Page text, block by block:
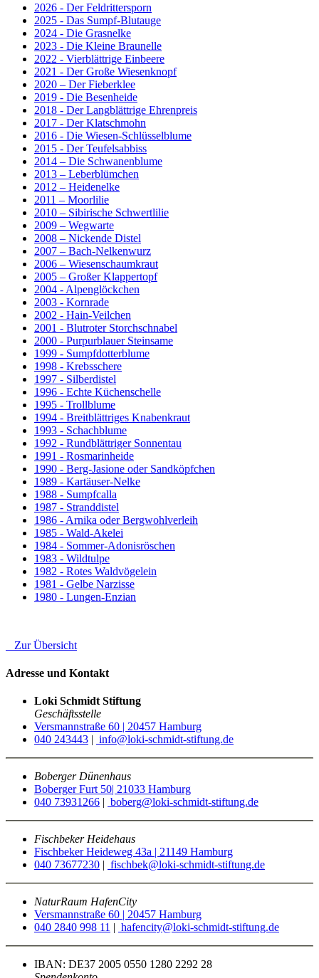
2026 - Der Feldrittersporn
2025 - Das Sumpf-Blutauge
2024 - Die Grasnelke
2023 - Die Kleine Braunelle
2022 - Vierblättrige Einbeere
2021 - Der Große Wiesenknopf
2020 – Der Fieberklee
2019 - Die Besenheide
2018 - Der Langblättrige Ehrenpreis
2017 - Der Klatschmohn
2016 - Die Wiesen-Schlüsselblume
2015 - Der Teufelsabbiss
2014 – Die Schwanenblume
2013 – Leberblümchen
2012 – Heidenelke
2011 – Moorlilie
2010 – Sibirische Schwertlilie
2009 – Wegwarte
2008 – Nickende Distel
2007 – Bach-Nelkenwurz
2006 – Wiesenschaumkraut
2005 – Großer Klappertopf
2004 - Alpenglöckchen
2003 - Kornrade
2002 - Hain-Veilchen
2001 - Blutroter Storchschnabel
2000 - Purpurblauer Steinsame
1999 - Sumpfdotterblume
1998 - Krebsschere
1997 - Silberdistel
1996 - Echte Küchenschelle
1995 - Trollblume
1994 - Breitblättriges Knabenkraut
1993 - Schachblume
1992 - Rundblättriger Sonnentau
1991 - Rosmarinheide
1990 - Berg-Jasione oder Sandköpfchen
1989 - Kartäuser-Nelke
1988 - Sumpfcalla
1987 - Stranddistel
1986 - Arnika oder Bergwohlverleih
1985 - Wald-Akelei
1984 - Sommer-Adonisröschen
1983 - Wildtulpe
1982 - Rotes Waldvögelein
1981 - Gelbe Narzisse
1980 - Lungen-Enzian
Zur Übersicht
Adresse und Kontakt
Loki Schmidt Stiftung
Geschäftsstelle
Versmannstraße 60 | 20457 Hamburg
040 243443 | info@loki-schmidt-stiftung.de
Boberger Dünenhaus
Boberger Furt 50| 21033 Hamburg
040 73931266 | boberg@loki-schmidt-stiftung.de
Fischbeker Heidehaus
Fischbeker Heideweg 43a | 21149 Hamburg
040 73677230 | fischbek@loki-schmidt-stiftung.de
NaturRaum HafenCity
Versmannstraße 60 | 20457 Hamburg
040 2840 998 11 | hafencity@loki-schmidt-stiftung.de
IBAN: DE37 2005 0550 1280 2292 28